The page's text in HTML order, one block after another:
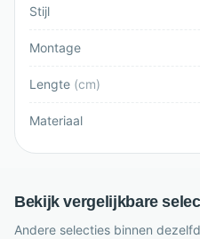
Stijl
Montage
Lengte (cm)
Materiaal
Bekijk vergelijkbare
Andere selecties binnen